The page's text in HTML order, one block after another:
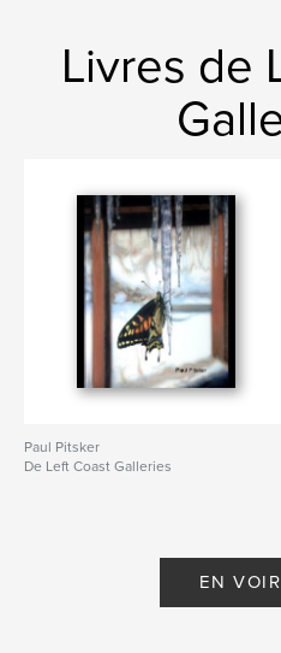
Livres de
Paul Pitsker
De Left Coast Galleries
EN